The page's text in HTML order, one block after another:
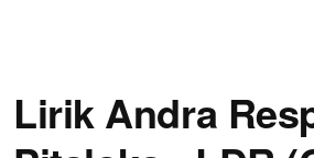
Lirik Andra